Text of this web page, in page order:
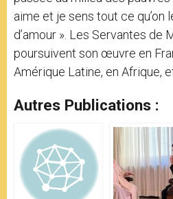
aime et je sens tout ce qu’on
d’amour ». Les Servantes de
poursuivent son œuvre en
Amérique Latine, en Afrique,
Autres Publications :